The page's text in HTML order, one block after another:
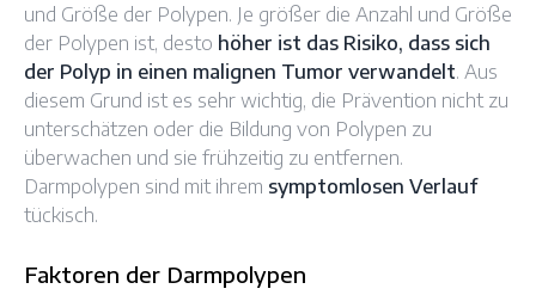
und Größe der Polypen. Je größer die Anzahl und Größe
der Polypen ist, desto höher ist das Risiko, dass sich
der Polyp in einen malignen Tumor verwandelt. Aus
diesem Grund ist es sehr wichtig, die Prävention nicht zu
unterschätzen oder die Bildung von Polypen zu
überwachen und sie frühzeitig zu entfernen.
Darmpolypen sind mit ihrem symptomlosen Verlauf
tückisch.
Faktoren der Darmpolypen